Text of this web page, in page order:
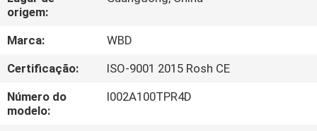
NÓS
EXCURSÃO
DA
FÁBRICA
origem:
Marca:
WBD
Certificação:
ISO-9001 2015 Rosh CE
Número do
modelo:
I002A100TPR4D